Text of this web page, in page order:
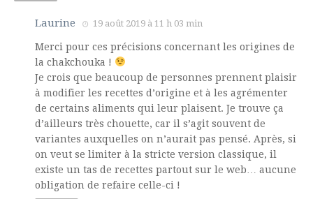
Laurine 19 août 2019 à 11 h 03 min
Merci pour ces précisions concernant les origines de
la chakchouka !
Je crois que beaucoup de personnes prennent plaisir
à modifier les recettes d’origine et à les agrémenter
de certains aliments qui leur plaisent. Je trouve ça
d’ailleurs très chouette, car il s’agit souvent de
variantes auxquelles on n’aurait pas pensé. Après, si
on veut se limiter à la stricte version classique, il
existe un tas de recettes partout sur le web… aucune
obligation de refaire celle-ci !